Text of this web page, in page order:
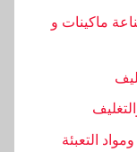
ماكينات و
التعبئة